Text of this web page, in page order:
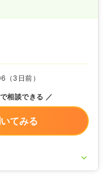
3日前）
相談できる
てみる